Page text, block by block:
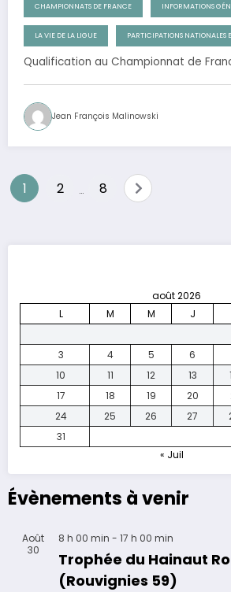
CHAMPIONNATS DE FRANCE INFORMATIONS
LA VIE DE LA LIGUE PARTICIPATIONS NATIONALES
Qualification au Championnat de
Jean François Malinowski
Pagination
1 2 … 8
août 2026
L
M M J
3
4 5 6
10
11 12 13
17
18 19 20
24
25 26 27
31
« Juil
Évènements à venir
Août
30
8 h 00 min - 17 h 00 min
Trophée du Hainaut
(Rouvignies 59)